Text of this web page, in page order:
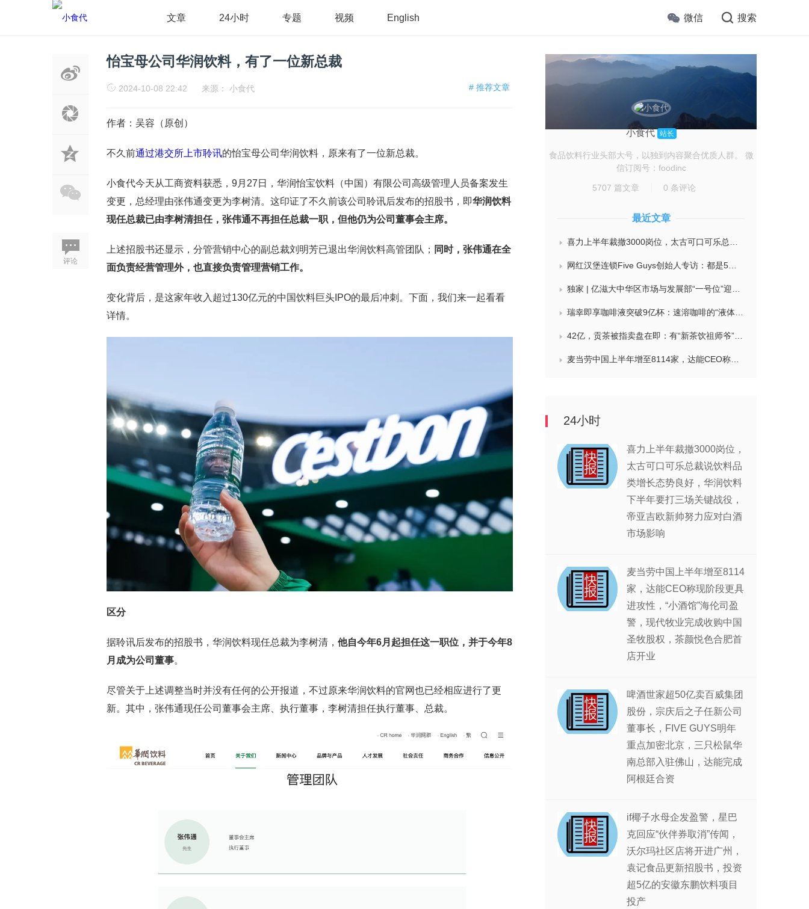
文章 24小时 专题 视频 English 微信 搜索
评论
怡宝母公司华润饮料，有了一位新总裁
# 推荐文章
2024-10-08 22:42 来源： 小食代
作者：吴容（原创）
不久前通过港交所上市聆讯的怡宝母公司华润饮料，原来有了一位新总裁。
小食代今天从工商资料获悉，9月27日，华润怡宝饮料（中国）有限公司高级管理人员备案发生
变更，总经理由张伟通变更为李树清。这印证了不久前该公司聆讯后发布的招股书，即华润饮料
现任总裁已由李树清担任，张伟通不再担任总裁一职，但他仍为公司董事会主席。
上述招股书还显示，分管营销中心的副总裁刘明芳已退出华润饮料高管团队； 同时，张伟通在全
面负责经营管理外，也直接负责管理营销工作。
变化背后，是这家年收入超过130亿元的中国饮料巨头IPO的最后冲刺。下面，我们来一起看看
详情。
区分
据聆讯后发布的招股书，华润饮料现任总裁为李树清， 他自今年6月起担任这一职位，并于今年8
月成为公司董事。
尽管关于上述调整当时并没有任何的公开报道，不过原来华润饮料的官网也已经相应进行了更
新。其中，张伟通现任公司董事会主席、执行董事，李树清担任执行董事、总裁。
小食代 站长
食品饮料行业头部大号，以独到内容聚合优质人群。 微
信订阅号：foodinc
5707 篇文章 0 条评论
最近文章
喜力上半年裁撤3000岗位，太古可口可乐总裁说饮料品类增长态势良好，华润饮料下半年要打三场关键战役，帝亚吉欧新帅努力应对白酒市场影响
网红汉堡连锁Five Guys创始人专访：都是5个儿子和妻子在打理，绝不会与麦当劳正面竞争，要公司上市或卖盘的建议不时出现
独家 | 亿滋大中华区市场与发展部“一号位”迎来新变动，曲向明将卸任
瑞幸即享咖啡液突破9亿杯：速溶咖啡的“液体时代”是如何炼成的？
42亿，贡茶被指卖盘在即：有“新茶饮祖师爷”之称，贝恩资本拟接手
麦当劳中国上半年增至8114家，达能CEO称现阶段更具进攻性，“小酒馆”海伦司盈警，现代牧业完成收购中国圣牧股权，茶颜悦色合肥首店开业
24小时
喜力上半年裁撤3000岗位，
太古可口可乐总裁说饮料品
类增长态势良好，华润饮料
下半年要打三场关键战役，
帝亚吉欧新帅努力应对白酒
市场影响
麦当劳中国上半年增至8114
家，达能CEO称现阶段更具
进攻性，“小酒馆”海伦司盈
警，现代牧业完成收购中国
圣牧股权，茶颜悦色合肥首
店开业
啤酒世家超50亿卖百威集团
股份，宗庆后之子任新公司
董事长，FIVE GUYS明年
重点加密北京，三只松鼠华
南总部入驻佛山，达能完成
阿根廷合资
if椰子水母企发盈警，星巴
克回应“伙伴券取消”传闻，
沃尔玛社区店将开进广州，
袁记食品更新招股书，投资
超5亿的安徽东鹏饮料项目
投产